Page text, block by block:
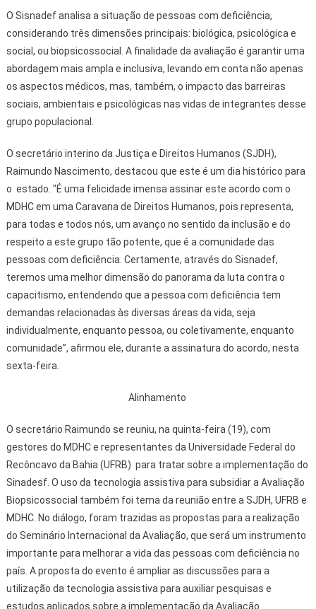
O Sisnadef analisa a situação de pessoas com deficiência,
considerando três dimensões principais: biológica, psicológica e
social, ou biopsicossocial. A finalidade da avaliação é garantir uma
abordagem mais ampla e inclusiva, levando em conta não apenas
os aspectos médicos, mas, também, o impacto das barreiras
sociais, ambientais e psicológicas nas vidas de integrantes desse
grupo populacional.
O secretário interino da Justiça e Direitos Humanos (SJDH),
Raimundo Nascimento, destacou que este é um dia histórico para
o estado. "É uma felicidade imensa assinar este acordo com o
MDHC em uma Caravana de Direitos Humanos, pois representa,
para todas e todos nós, um avanço no sentido da inclusão e do
respeito a este grupo tão potente, que é a comunidade das
pessoas com deficiência. Certamente, através do Sisnadef,
teremos uma melhor dimensão do panorama da luta contra o
capacitismo, entendendo que a pessoa com deficiência tem
demandas relacionadas às diversas áreas da vida, seja
individualmente, enquanto pessoa, ou coletivamente, enquanto
comunidade”, afirmou ele, durante a assinatura do acordo, nesta
sexta-feira.
Alinhamento
O secretário Raimundo se reuniu, na quinta-feira (19), com
gestores do MDHC e representantes da Universidade Federal do
Recôncavo da Bahia (UFRB) para tratar sobre a implementação do
Sinadesf. O uso da tecnologia assistiva para subsidiar a Avaliação
Biopsicossocial também foi tema da reunião entre a SJDH, UFRB e
MDHC. No diálogo, foram trazidas as propostas para a realização
do Seminário Internacional da Avaliação, que será um instrumento
importante para melhorar a vida das pessoas com deficiência no
país. A proposta do evento é ampliar as discussões para a
utilização da tecnologia assistiva para auxiliar pesquisas e
estudos aplicados sobre a implementação da Avaliação